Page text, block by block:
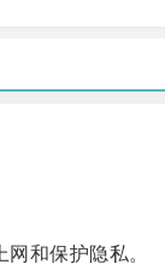
和保护隐私。